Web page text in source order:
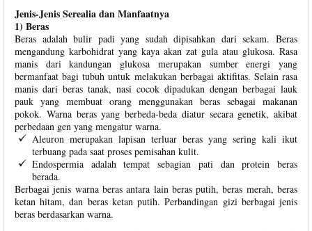
Jenis-Jenis Serealia dan Manfaatnya
1) Beras
Beras adalah bulir padi yang sudah dipisahkan dari sekam. Beras
mengandung karbohidrat yang kaya akan zat gula atau glukosa. Rasa
manis dari kandungan glukosa merupakan sumber energi yang
bermanfaat bagi tubuh untuk melakukan berbagai aktifitas. Selain rasa
manis dari beras tanak, nasi cocok dipadukan dengan berbagai lauk
pauk yang membuat orang menggunakan beras sebagai makanan
pokok. Warna beras yang berbeda-beda diatur secara genetik, akibat
perbedaan gen yang mengatur warna.
Aleuron merupakan lapisan terluar beras yang sering kali ikut
terbuang pada saat proses pemisahan kulit.
Endospermia adalah tempat sebagian pati dan protein beras
berada.
Berbagai jenis warna beras antara lain beras putih, beras merah, beras
ketan hitam, dan beras ketan putih. Perbandingan gizi berbagai jenis
beras berdasarkan warna.